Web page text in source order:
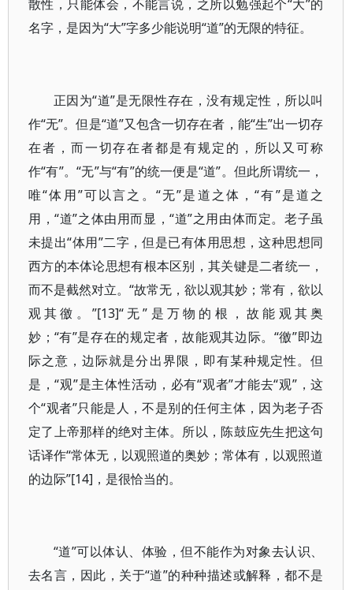
散性，只能体会，不能言说，之所以勉强起个“大”的
名字，是因为“大”字多少能说明“道”的无限的特征。
正因为“道”是无限性存在，没有规定性，所以叫
作“无”。但是“道”又包含一切存在者，能“生”出一切存
在者，而一切存在者都是有规定的，所以又可称
作“有”。“无”与“有”的统一便是“道”。但此所谓统一，
唯“体用”可以言之。“无”是道之体，“有”是道之
用，“道”之体由用而显，“道”之用由体而定。老子虽
未提出“体用”二字，但是已有体用思想，这种思想同
西方的本体论思想有根本区别，其关键是二者统一，
而不是截然对立。“故常无，欲以观其妙；常有，欲以
观其徼。”[13]“无”是万物的根，故能观其奥
妙；“有”是存在的规定者，故能观其边际。“徼”即边
际之意，边际就是分出界限，即有某种规定性。但
是，“观”是主体性活动，必有“观者”才能去“观”，这
个“观者”只能是人，不是别的任何主体，因为老子否
定了上帝那样的绝对主体。所以，陈鼓应先生把这句
话译作“常体无，以观照道的奥妙；常体有，以观照道
的边际”[14]，是很恰当的。
“道”可以体认、体验，但不能作为对象去认识、
去名言，因此，关于“道”的种种描述或解释，都不是